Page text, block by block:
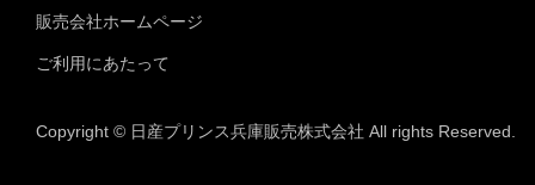
販売会社ホームページ
ご利用にあたって
Copyright © 日産プリンス兵庫販売株式会社 All rights Reserved.